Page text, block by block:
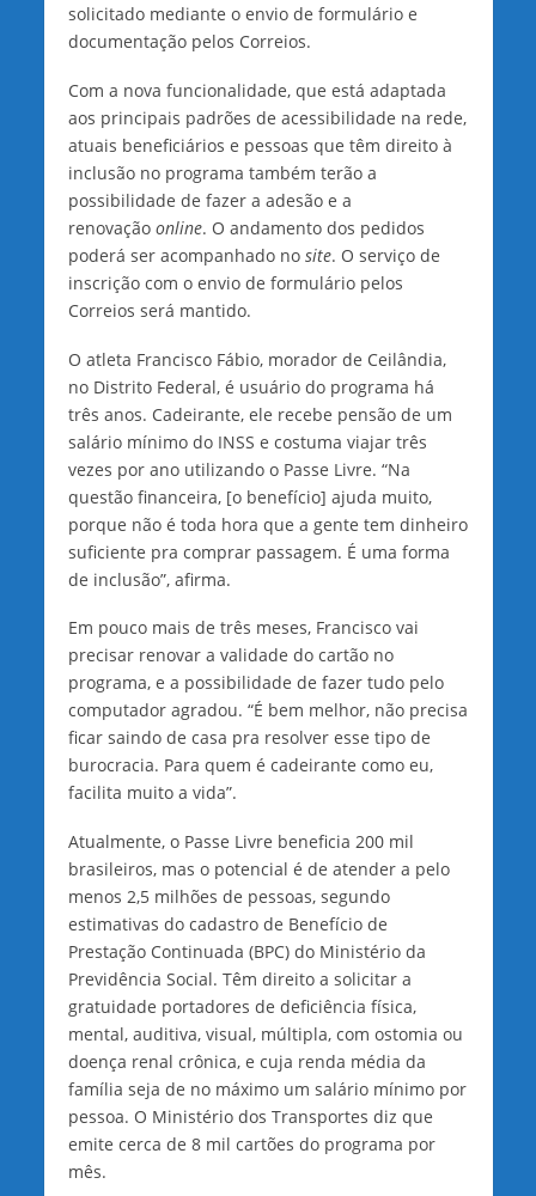
solicitado mediante o envio de formulário e
documentação pelos Correios.
Com a nova funcionalidade, que está adaptada
aos principais padrões de acessibilidade na rede,
atuais beneficiários e pessoas que têm direito à
inclusão no programa também terão a
possibilidade de fazer a adesão e a
renovação online. O andamento dos pedidos
poderá ser acompanhado no site. O serviço de
inscrição com o envio de formulário pelos
Correios será mantido.
O atleta Francisco Fábio, morador de Ceilândia,
no Distrito Federal, é usuário do programa há
três anos. Cadeirante, ele recebe pensão de um
salário mínimo do INSS e costuma viajar três
vezes por ano utilizando o Passe Livre. “Na
questão financeira, [o benefício] ajuda muito,
porque não é toda hora que a gente tem dinheiro
suficiente pra comprar passagem. É uma forma
de inclusão”, afirma.
Em pouco mais de três meses, Francisco vai
precisar renovar a validade do cartão no
programa, e a possibilidade de fazer tudo pelo
computador agradou. “É bem melhor, não precisa
ficar saindo de casa pra resolver esse tipo de
burocracia. Para quem é cadeirante como eu,
facilita muito a vida”.
Atualmente, o Passe Livre beneficia 200 mil
brasileiros, mas o potencial é de atender a pelo
menos 2,5 milhões de pessoas, segundo
estimativas do cadastro de Benefício de
Prestação Continuada (BPC) do Ministério da
Previdência Social. Têm direito a solicitar a
gratuidade portadores de deficiência física,
mental, auditiva, visual, múltipla, com ostomia ou
doença renal crônica, e cuja renda média da
família seja de no máximo um salário mínimo por
pessoa. O Ministério dos Transportes diz que
emite cerca de 8 mil cartões do programa por
mês.